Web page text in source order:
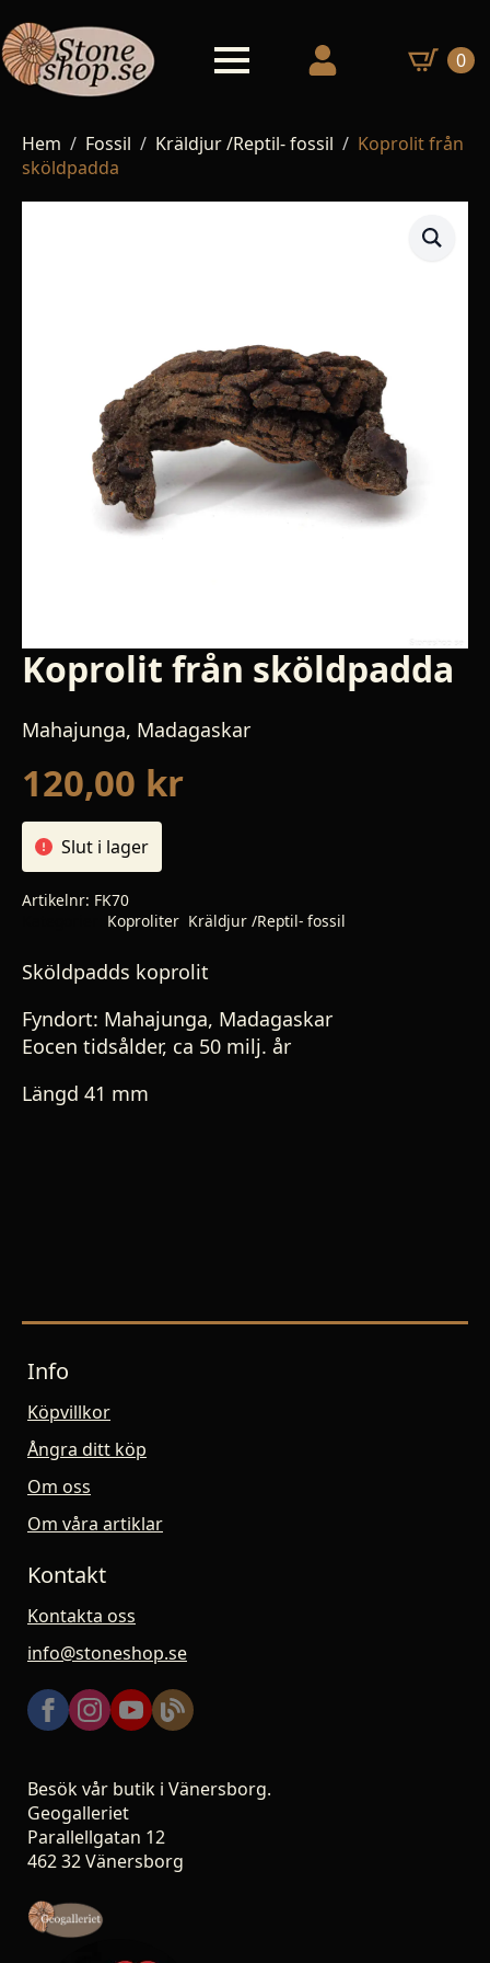
0
Hem Fossil Kräldjur /Reptil- fossil
Koprolit från
sköldpadda
Koprolit från sköldpadda
Mahajunga, Madagaskar
120,00 kr
Slut i lager
Artikelnr: FK70
Koproliter Kräldjur /Reptil- fossil
Sköldpadds koprolit
Fyndort: Mahajunga, Madagaskar
Eocen tidsålder, ca 50 milj. år
Längd 41 mm
Info
Köpvillkor
Ångra ditt köp
Om oss
Om våra artiklar
Kontakt
Kontakta oss
info@stoneshop.se
Besök vår butik i Vänersborg.
Geogalleriet
Parallellgatan 12
462 32 Vänersborg